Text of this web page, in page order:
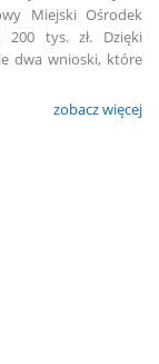
Miejski Ośrodek
tys. zł. Dzięki
dwa wnioski, które
zobacz więcej